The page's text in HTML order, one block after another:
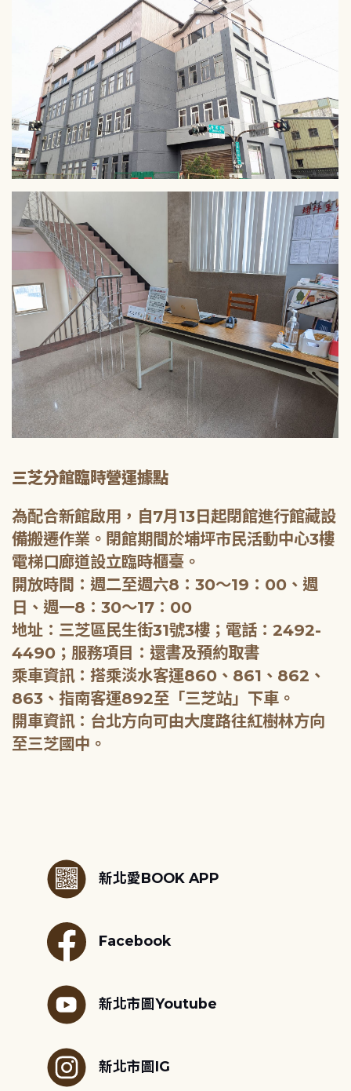
三芝分館臨時營運據點
為配合新館啟用，自7月13日起閉館進行館藏設
備搬遷作業。閉館期間於埔坪市民活動中心3樓
電梯口廊道設立臨時櫃臺。
開放時間：週二至週六8：30～19：00、週
日、週一8：30～17：00
地址：三芝區民生街31號3樓；電話：2492-
4490；服務項目：還書及預約取書
乘車資訊：搭乘淡水客運860、861、862、
863、指南客運892至「三芝站」下車。
開車資訊：台北方向可由大度路往紅樹林方向
至三芝國中。
新北愛BOOK APP
Facebook
新北市圖Youtube
新北市圖IG